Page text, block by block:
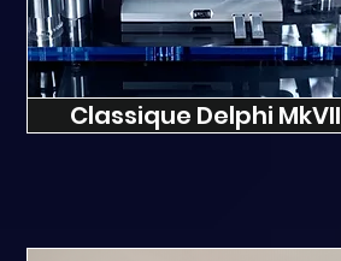
Classique Delphi MkVII